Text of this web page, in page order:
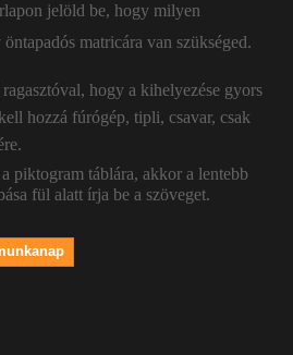
jelöld be, hogy milyen
matricára van szükséged.
hogy a kihelyezése gyors
hozzá fúrógép, tipli, csavar, csak
piktogram táblára, akkor a lentebb
fül alatt írja be a szöveget.